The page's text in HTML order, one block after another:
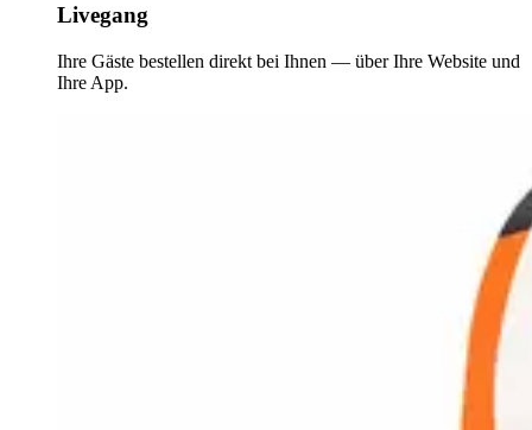
Livegang
Ihre Gäste bestellen direkt bei Ihnen — über Ihre Website und
Ihre App.